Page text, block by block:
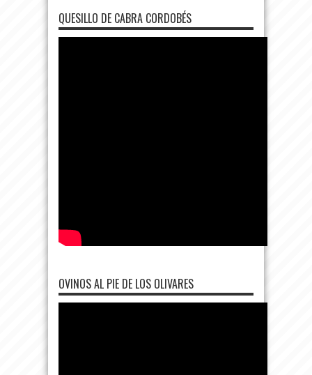
QUESILLO DE CABRA CORDOBÉS
OVINOS AL PIE DE LOS OLIVARES